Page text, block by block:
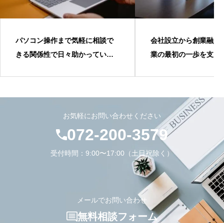
パソコン操作まで気軽に相談で
きる関係性で日々助かっていま
会社設立から創業融資
業の最初の一歩を支え
お気軽にお問い合わせください
072-200-3579
受付時間：9:00〜17:00（土日祝除く）
メールでお問い合わせ
無料相談フォーム